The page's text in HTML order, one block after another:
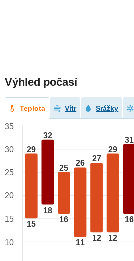
Výhled počasí
Teplota Vítr Srážky
29
15
32
18
25
16
26
11
27
12
29
12
31
16
35
30
25
20
15
10